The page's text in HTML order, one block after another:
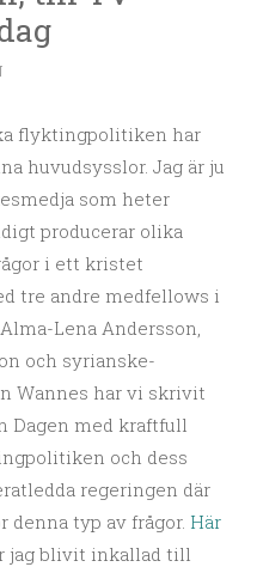
flyktingpolitiken har
huvudsysslor. Jag är ju
som heter
producerar olika
i ett kristet
tre andre medfellows i
Lena Andersson,
och syrianske-
Wannes har vi skrivit
Dagen med kraftfull
och dess
regeringen där
denna typ av frågor. Här
jag blivit inkallad till